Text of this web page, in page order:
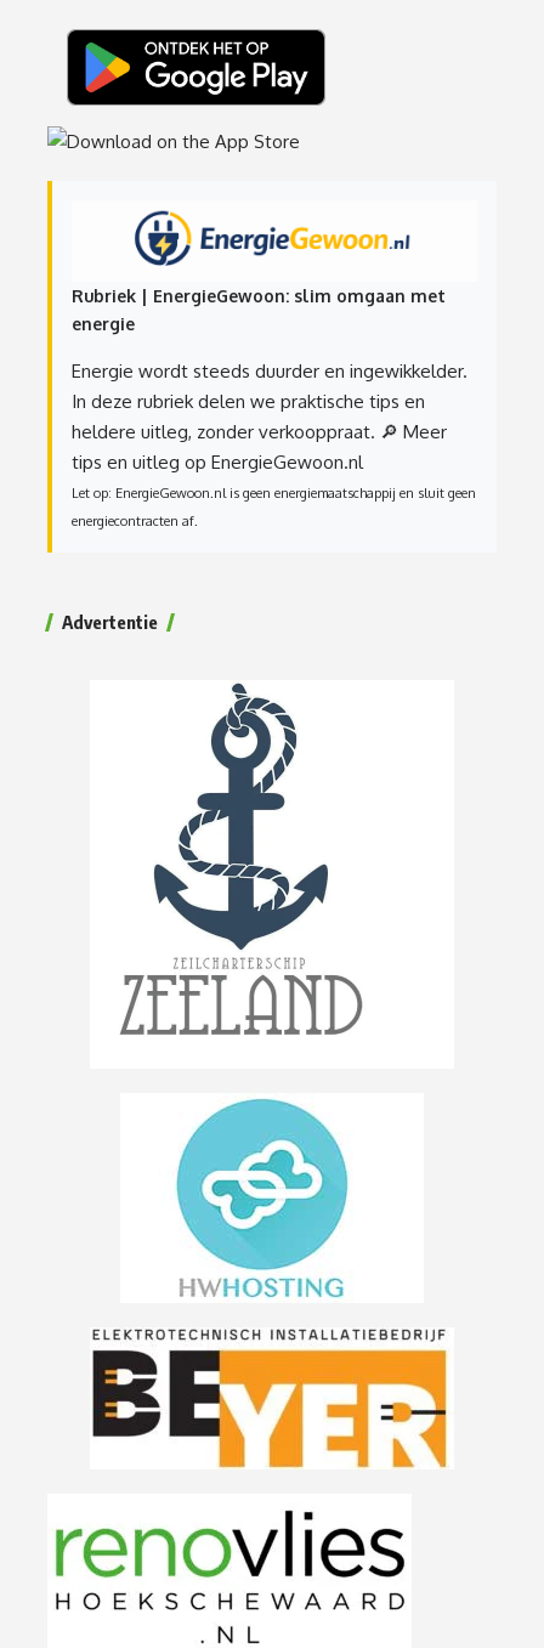
Rubriek | EnergieGewoon: slim omgaan met
energie
Energie wordt steeds duurder en ingewikkelder.
In deze rubriek delen we praktische tips en
heldere uitleg, zonder verkooppraat. 🔎 Meer
tips en uitleg op EnergieGewoon.nl
Let op: EnergieGewoon.nl is geen energiemaatschappij en sluit geen
energiecontracten af.
Advertentie